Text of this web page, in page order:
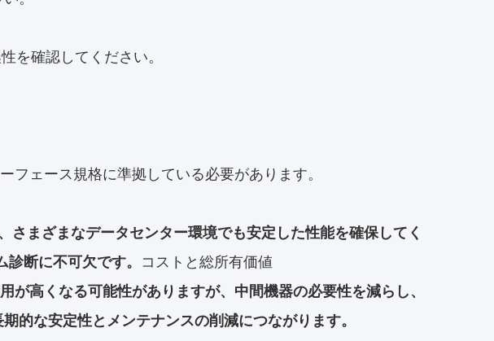
を確認してください。
フェース規格に準拠している必要があります。
さまざまなデータセンター環境でも安定した性能を確保してく
断に不可欠です。 コストと総所有価値
が高くなる可能性がありますが、中間機器の必要性を減らし、
的な安定性とメンテナンスの削減につながります。